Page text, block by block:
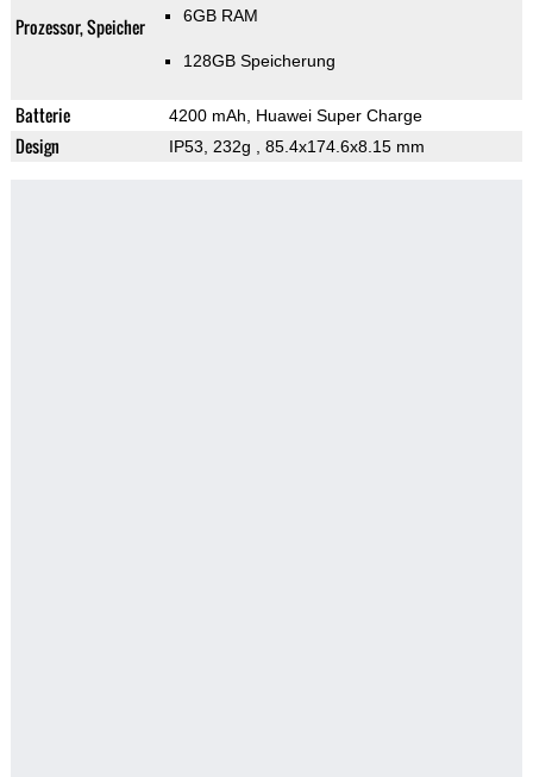
Prozessor, Speicher 6GB RAM
128GB Speicherung
Batterie 4200 mAh, Huawei Super Charge
Design IP53, 232g , 85.4x174.6x8.15 mm